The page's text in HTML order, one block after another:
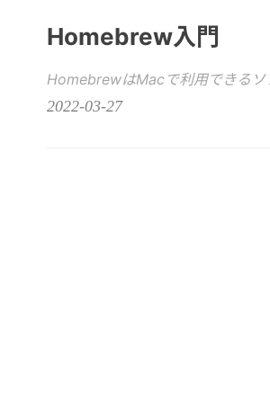
Homebrew入門
HomebrewはMacで利用できるソ
2022-03-27